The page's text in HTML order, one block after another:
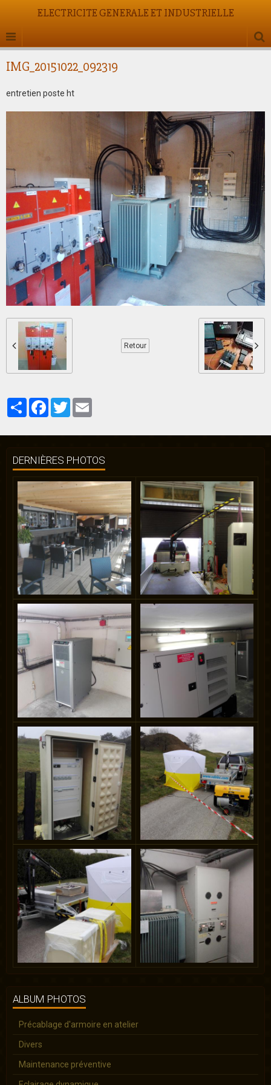
ELECTRICITE GENERALE ET INDUSTRIELLE
IMG_20151022_092319
entretien poste ht
Retour
PartagerFacebook
Twitter
DERNIÈRES PHOTOS
ALBUM PHOTOS
Précablage d'armoire en atelier
Divers
Maintenance préventive